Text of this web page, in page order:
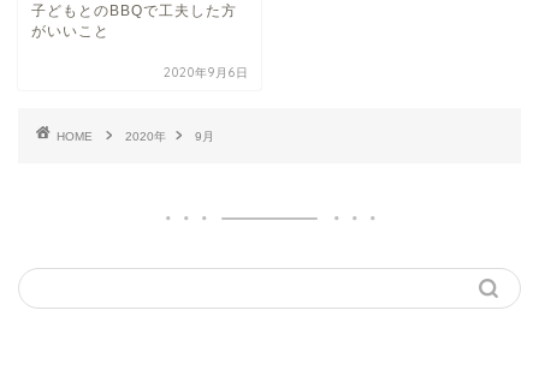
子どもとのBBQで工夫した方
がいいこと
2020年9月6日
HOME 2020年 9月